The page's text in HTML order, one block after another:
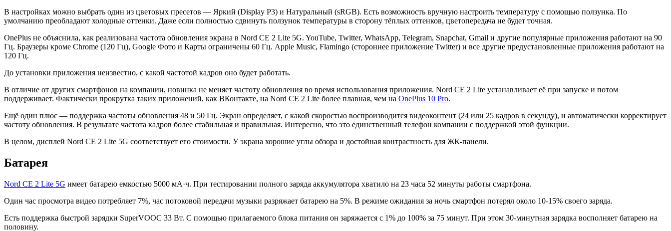
В настройках можно выбрать один из цветовых пресетов — Яркий (Display P3) и Натуральный (sRGB). Есть возможность вручную настроить температуру с помощью ползунка. По
умолчанию преобладают холодные оттенки. Даже если полностью сдвинуть ползунок температуры в сторону тёплых оттенков, цветопередача не будет точная.
OnePlus не объяснила, как реализована частота обновления экрана в Nord CE 2 Lite 5G. YouTube, Twitter, WhatsApp, Telegram, Snapchat, Gmail и другие популярные приложения работают на 90
Гц. Браузеры кроме Chrome (120 Гц), Google Фото и Карты ограничены 60 Гц. Apple Music, Flamingo (стороннее приложение Twitter) и все другие предустановленные приложения работают на
120 Гц.
До установки приложения неизвестно, с какой частотой кадров оно будет работать.
В отличие от других смартфонов на компании, новинка не меняет частоту обновления во время использования приложения. Nord CE 2 Lite устанавливает её при запуске и потом
поддерживает. Фактически прокрутка таких приложений, как ВКонтакте, на Nord CE 2 Lite более плавная, чем на OnePlus 10 Pro.
Ещё один плюс — поддержка частоты обновления 48 и 50 Гц. Экран определяет, с какой скоростью воспроизводится видеоконтент (24 или 25 кадров в секунду), и автоматически корректирует
частоту обновления. В результате частота кадров более стабильная и правильная. Интересно, что это единственный телефон компании с поддержкой этой функции.
В целом, дисплей Nord CE 2 Lite 5G соответствует его стоимости. У экрана хорошие углы обзора и достойная контрастность для ЖК-панели.
Батарея
Nord CE 2 Lite 5G имеет батарею емкостью 5000 мА·ч. При тестировании полного заряда аккумулятора хватило на 23 часа 52 минуты работы смартфона.
Один час просмотра видео потребляет 7%, час потоковой передачи музыки разряжает батарею на 5%. В режиме ожидания за ночь смартфон потерял около 10-15% своего заряда.
Есть поддержка быстрой зарядки SuperVOOC 33 Вт. С помощью прилагаемого блока питания он заряжается с 1% до 100% за 75 минут. При этом 30-минутная зарядка восполняет батарею на
половину.